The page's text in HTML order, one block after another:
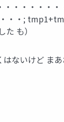
・・・・・・
・・;
も）
ないけど ま